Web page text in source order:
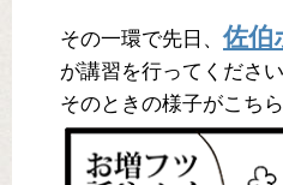
その一環で先日、 佐伯
が講習を行ってくださ
そのときの様子がこち